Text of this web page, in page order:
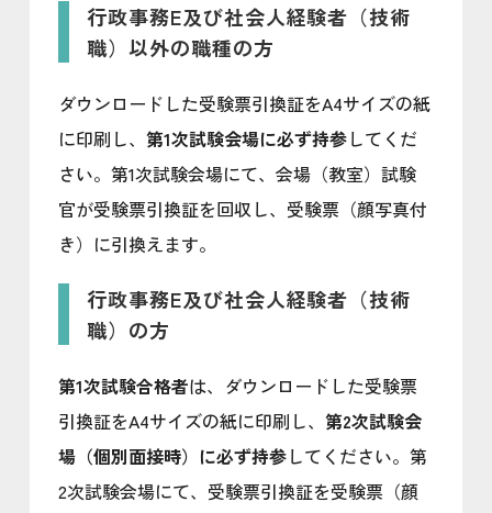
行政事務E及び社会人経験者（技術
職）以外の職種の方
ダウンロードした受験票引換証をA4サイズの紙
に印刷し、第1次試験会場に必ず持参してくだ
さい。第1次試験会場にて、会場（教室）試験
官が受験票引換証を回収し、受験票（顔写真付
き）に引換えます。
行政事務E及び社会人経験者（技術
職）の方
第1次試験合格者は、ダウンロードした受験票
引換証をA4サイズの紙に印刷し、第2次試験会
場（個別面接時）に必ず持参してください。第
2次試験会場にて、受験票引換証を受験票（顔